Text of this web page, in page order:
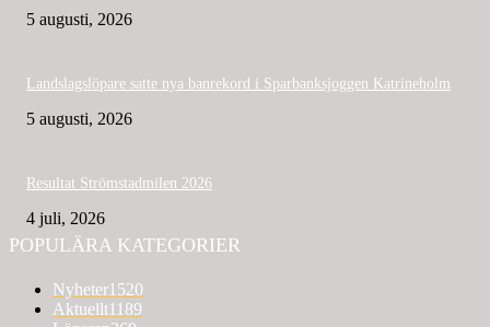
5 augusti, 2026
Landslagslöpare satte nya banrekord i Sparbanksjoggen Katrineholm
5 augusti, 2026
Resultat Strömstadmilen 2026
4 juli, 2026
POPULÄRA KATEGORIER
Nyheter1520
Aktuellt1189